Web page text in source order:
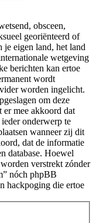
obsceen,
georiënteerd of
je eigen land, het land
wetgeving
berichten kan ertoe
wordt
worden ingelicht.
om deze
er mee akkoord dat
onderwerp te
wanneer zij dit
dat de informatie
database. Hoewel
verstrekt zónder
nóch phpBB
hackpoging die ertoe